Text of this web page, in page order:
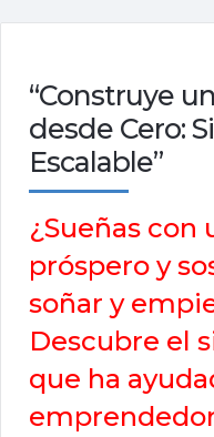
“Construye
desde Cero:
Escalable”
¿Sueñas con
próspero y
soñar y
Descubre el
que ha